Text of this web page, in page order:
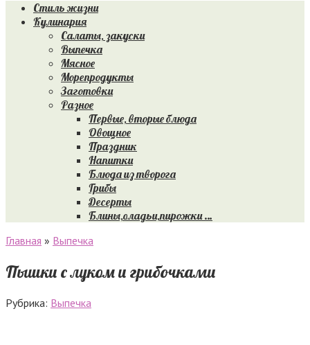
Стиль жизни
Кулинария
Салаты, закуски
Выпечка
Мясное
Морепродукты
Заготовки
Разное
Первые, вторые блюда
Овощное
Праздник
Напитки
Блюда из творога
Грибы
Десерты
Блины,оладьи,пирожки …
Главная » Выпечка
Пышки с луком и грибочками
Рубрика: Выпечка